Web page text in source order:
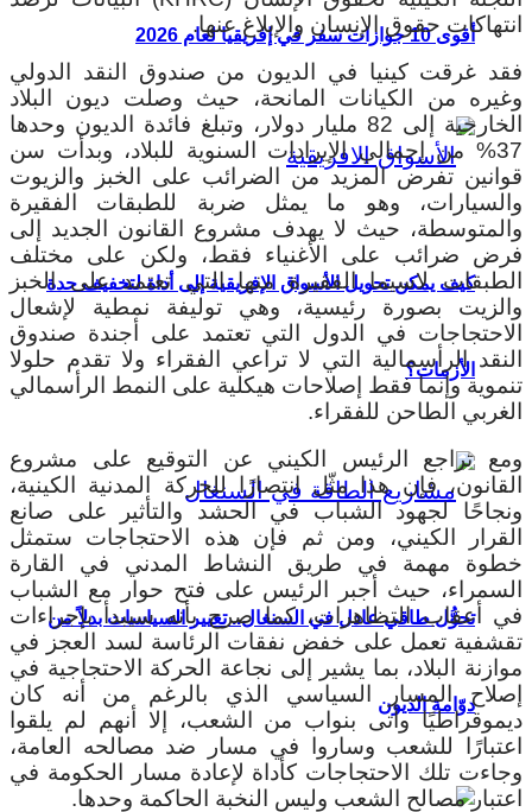
أقوى 10 جوازات سفر في إفريقيا لعام 2026
كيف يمكن تحويل الأسواق الإفريقية إلى أداة لتخفيف حدة
الأزمات؟
تحوُّل طاقي عادل في السنغال.. تغيير السياسات بدلاً من
دوّامة الديون
انتهاكات حقوق الإنسان والإبلاغ عنها.
فقد غرقت كينيا في الديون من صندوق النقد الدولي
وغيره من الكيانات المانحة، حيث وصلت ديون البلاد
الخارجية إلى 82 مليار دولار، وتبلغ فائدة الديون وحدها
37% من إجمالي الإيرادات السنوية للبلاد، وبدأت سن
قوانين تفرض المزيد من الضرائب على الخبز والزيوت
والسيارات، وهو ما يمثل ضربة للطبقات الفقيرة
والمتوسطة، حيث لا يهدف مشروع القانون الجديد إلى
فرض ضرائب على الأغنياء فقط، ولكن على مختلف
الطبقات لاسيما الفقيرة منها التي تعتمد على الخبز
والزيت بصورة رئيسية، وهي توليفة نمطية لإشعال
الاحتجاجات في الدول التي تعتمد على أجندة صندوق
النقد الرأسمالية التي لا تراعي الفقراء ولا تقدم حلولا
تنموية وإنما فقط إصلاحات هيكلية على النمط الرأسمالي
الغربي الطاحن للفقراء.
ومع تراجع الرئيس الكيني عن التوقيع على مشروع
القانون، فإن هذا مثّل انتصارًا للحركة المدنية الكينية،
ونجاحًا لجهود الشباب في الحشد والتأثير على صانع
القرار الكيني، ومن ثم فإن هذه الاحتجاجات ستمثل
خطوة مهمة في طريق النشاط المدني في القارة
السمراء، حيث أجبر الرئيس على فتح حوار مع الشباب
في أعقاب التظاهرات، كما صرح بأنه سيبدأ بإجراءات
تقشفية تعمل على خفض نفقات الرئاسة لسد العجز في
موازنة البلاد، بما يشير إلى نجاعة الحركة الاحتجاجية في
إصلاح المسار السياسي الذي بالرغم من أنه كان
ديموقراطيًا وأتى بنواب من الشعب، إلا أنهم لم يلقوا
اعتبارًا للشعب وساروا في مسار ضد مصالحه العامة،
وجاءت تلك الاحتجاجات كأداة لإعادة مسار الحكومة في
اعتبار مصالح الشعب وليس النخبة الحاكمة وحدها.